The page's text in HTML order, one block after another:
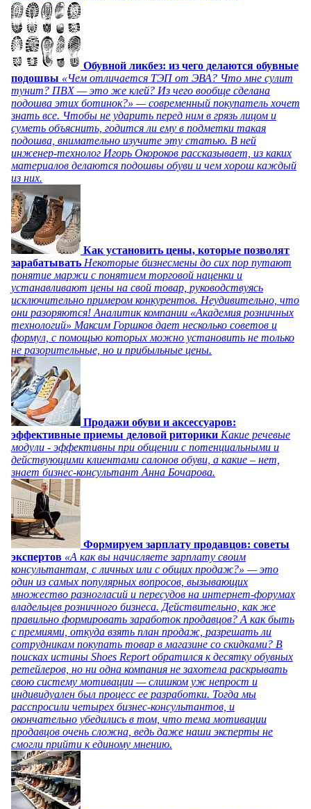
Обувной ликбез: из чего делаются обувные
подошвы «Чем отличается ТЭП от ЭВА? Что мне сулит
тунит? ПВХ — это же клей? Из чего вообще сделана
подошва этих ботинок?» — современный покупатель хочет
знать все. Чтобы не ударить перед ним в грязь лицом и
суметь объяснить, годится ли ему в подметки такая
подошва, внимательно изучите эту статью. В ней
инженер-технолог Игорь Окороков рассказывает, из каких
материалов делаются подошвы обуви и чем хорош каждый
из них.
Как установить цены, которые позволят
зарабатывать Некоторые бизнесмены до сих пор путают
понятие маржи с понятием торговой наценки и
устанавливают цены на свой товар, руководствуясь
исключительно примером конкурентов. Неудивительно, что
они разоряются! Аналитик компании «Академия розничных
технологий» Максим Горшков дает несколько советов и
формул, с помощью которых можно установить не только
не разорительные, но и прибыльные цены.
Продажи обуви и аксессуаров:
эффективные приемы деловой риторики Какие речевые
модули - эффективны при общении с потенциальными и
действующими клиентами салонов обуви, а какие – нет,
знает бизнес-консультант Анна Бочарова.
Формируем зарплату продавцов: советы
экспертов «А как вы начисляете зарплату своим
консультантам, с личных или с общих продаж?» — это
один из самых популярных вопросов, вызывающих
множество разногласий и пересудов на интернет-форумах
владельцев розничного бизнеса. Действительно, как же
правильно формировать заработок продавцов? А как быть
с премиями, откуда взять план продаж, разрешать ли
сотрудникам покупать товар в магазине со скидками? В
поисках истины Shoes Report обратился к десятку обувных
ретейлеров, но ни одна компания не захотела раскрывать
свою систему мотивации — слишком уж непрост и
индивидуален был процесс ее разработки. Тогда мы
расспросили четырех бизнес-консультантов, и
окончательно убедились в том, что тема мотивации
продавцов очень сложна, ведь даже наши эксперты не
смогли прийти к единому мнению.